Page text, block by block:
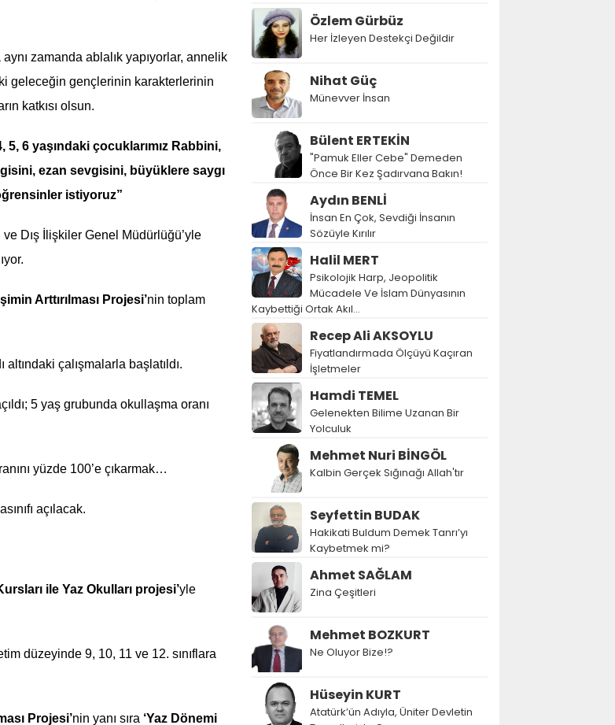
zamanda ablalık yapıyorlar, annelik
geleceğin gençlerinin karakterlerinin
katkısı olsun.
5, 6 yaşındaki çocuklarımız Rabbini,
ezan sevgisini, büyüklere saygı
istiyoruz”
Dış İlişkiler Genel Müdürlüğü’yle
Arttırılması Projesi’nin toplam
altındaki çalışmalarla başlatıldı.
5 yaş grubunda okullaşma oranı
yüzde 100’e çıkarmak…
açılacak.
ile Yaz Okulları projesi’yle
düzeyinde 9, 10, 11 ve 12. sınıflara
Projesi’nin yanı sıra ‘Yaz Dönemi
Özlem Gürbüz
Her İzleyen Destekçi Değildir
Nihat Güç
Münevver İnsan
Bülent ERTEKİN
"Pamuk Eller Cebe" Demeden
Önce Bir Kez Şadırvana Bakın!
Aydın BENLİ
İnsan En Çok, Sevdiği İnsanın
Sözüyle Kırılır
Halil MERT
Psikolojik Harp, Jeopolitik
Mücadele Ve İslam Dünyasının
Kaybettiği Ortak Akıl…
Recep Ali AKSOYLU
Fiyatlandırmada Ölçüyü Kaçıran
İşletmeler
Hamdi TEMEL
Gelenekten Bilime Uzanan Bir
Yolculuk
Mehmet Nuri BİNGÖL
Kalbin Gerçek Sığınağı Allah'tır
Seyfettin BUDAK
Hakikati Buldum Demek Tanrı’yı
Kaybetmek mi?
Ahmet SAĞLAM
Zina Çeşitleri
Mehmet BOZKURT
Ne Oluyor Bize!?
Hüseyin KURT
Atatürk’ün Adıyla, Üniter Devletin